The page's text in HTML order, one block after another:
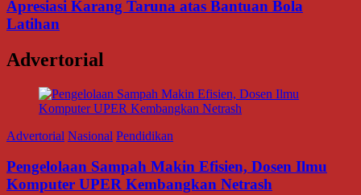
Apresiasi Karang Taruna atas Bantuan Bola
Latihan
Advertorial
Advertorial Nasional Pendidikan
Pengelolaan Sampah Makin Efisien, Dosen Ilmu
Komputer UPER Kembangkan Netrash